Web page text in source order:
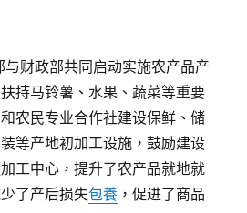
财政部共同启动实施农产品产
持马铃薯、水果、蔬菜等重要
农民专业合作社建设保鲜、储
等产地初加工设施，鼓励建设
工中心，提升了农产品就地就
了产后损失包養 ，促进了商品